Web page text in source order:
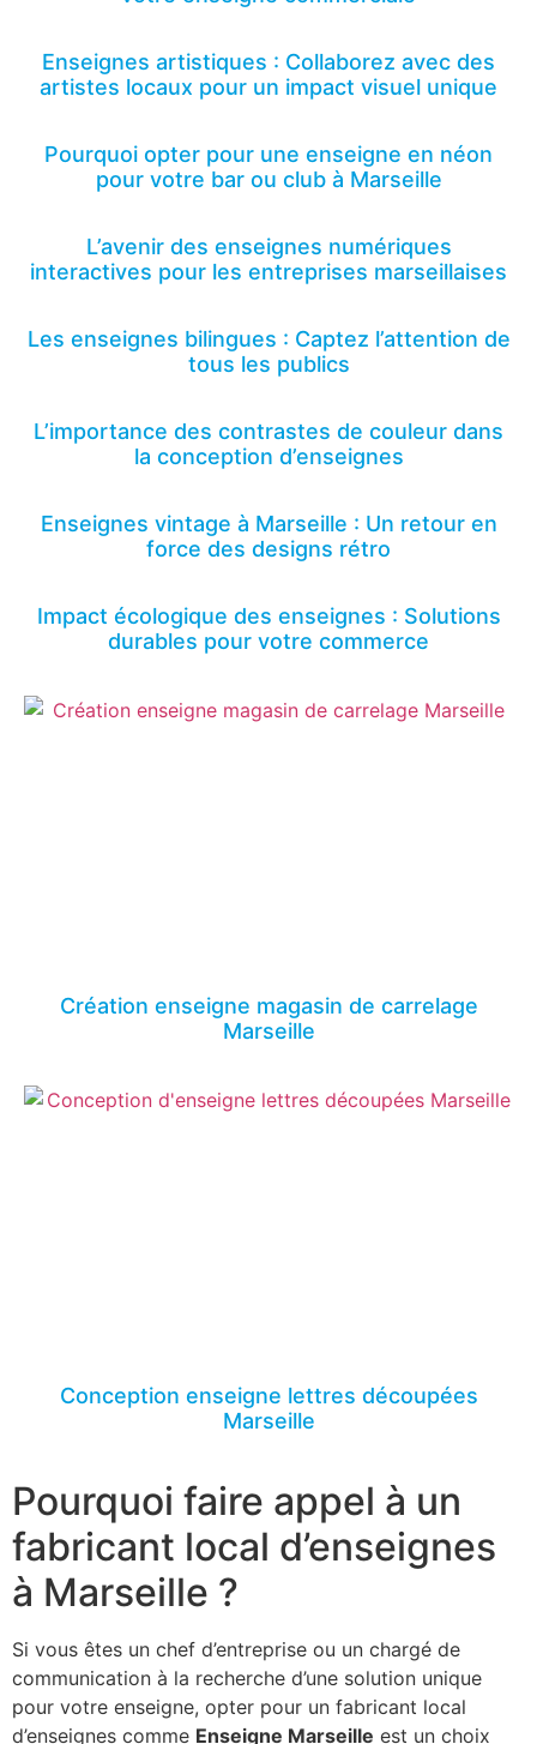
Enseignes artistiques : Collaborez avec des
artistes locaux pour un impact visuel unique
Pourquoi opter pour une enseigne en néon
pour votre bar ou club à Marseille
L’avenir des enseignes numériques
interactives pour les entreprises marseillaises
Les enseignes bilingues : Captez l’attention de
tous les publics
L’importance des contrastes de couleur dans
la conception d’enseignes
Enseignes vintage à Marseille : Un retour en
force des designs rétro
Impact écologique des enseignes : Solutions
durables pour votre commerce
Création enseigne magasin de carrelage
Marseille
Conception enseigne lettres découpées
Marseille
Pourquoi faire appel à un
fabricant local d’enseignes
à Marseille ?
Si vous êtes un chef d’entreprise ou un chargé de
communication à la recherche d’une solution unique
pour votre enseigne, opter pour un fabricant local
d’enseignes comme Enseigne Marseille est un choix